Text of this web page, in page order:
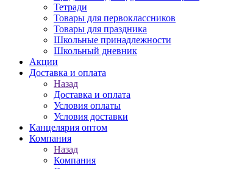
Тетради
Товары для первоклассников
Товары для праздника
Школьные принадлежности
Школьный дневник
Акции
Доставка и оплата
Назад
Доставка и оплата
Условия оплаты
Условия доставки
Канцелярия оптом
Компания
Назад
Компания